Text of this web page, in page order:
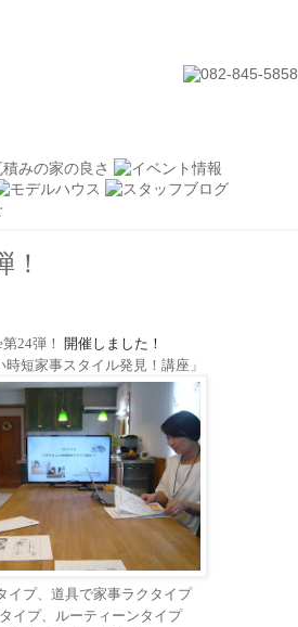
！
第24弾！ 開催しました！
時短家事スタイル発見！講座」
イプ、道具で家事ラクタイプ
イプ、ルーティーンタイプ